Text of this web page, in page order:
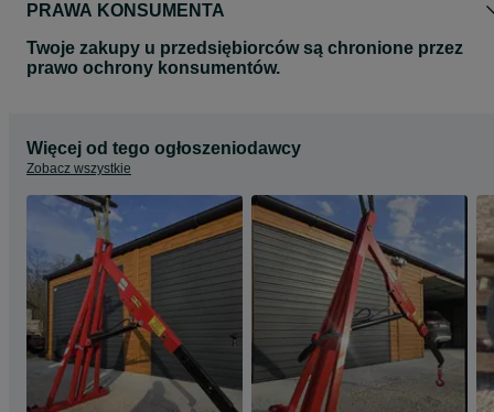
PRAWA KONSUMENTA
Twoje zakupy u przedsiębiorców są chronione przez
prawo ochrony konsumentów.
Więcej od tego ogłoszeniodawcy
Zobacz wszystkie